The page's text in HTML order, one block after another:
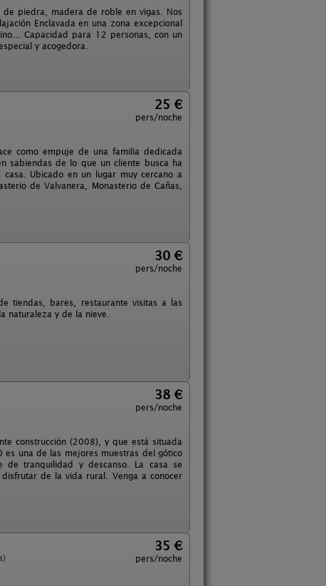
piedra, madera de roble en vigas. Nos
Enclavada en una zona excepcional
Capacidad para 12 personas, con un
y acogedora.
25 €
pers/noche
como empuje de una familia dedicada
sabiendas de lo que un cliente busca ha
Ubicado en un lugar muy cercano a
de Valvanera, Monasterio de Cañas,
30 €
pers/noche
tiendas, bares, restaurante visitas a las
naturaleza y de la nieve.
38 €
pers/noche
construcción (2008), y que está situada
una de las mejores muestras del gótico
de tranquilidad y descanso. La casa se
de la vida rural. Venga a conocer
35 €
pers/noche